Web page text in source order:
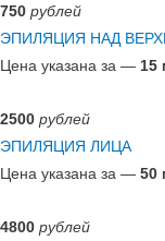
750 рублей
ЭПИЛЯЦИЯ НАД
Цена указана за — 15
2500 рублей
ЭПИЛЯЦИЯ ЛИЦА
Цена указана за — 50
4800 рублей